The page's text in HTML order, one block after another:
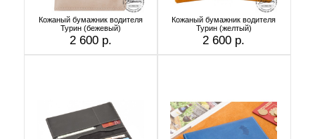
Кожаный бумажник водителя
Турин (бежевый)
2 600 р.
Кожаный бумажник водителя
Турин (желтый)
2 600 р.